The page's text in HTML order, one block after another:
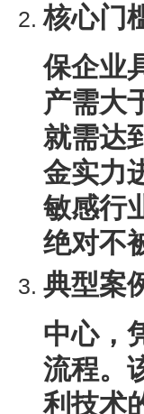
核心门
保企业
产需大
就需达
金实力
敏感行
绝对不
典型案
中心，
流程。
利技术